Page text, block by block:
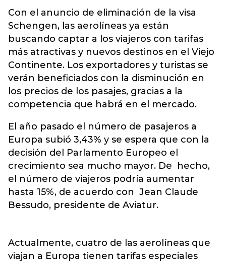
Con el anuncio de eliminación de la visa
Schengen, las aerolíneas ya están
buscando captar a los viajeros con tarifas
más atractivas y nuevos destinos en el Viejo
Continente. Los exportadores y turistas se
verán beneficiados con la disminución en
los precios de los pasajes, gracias a la
competencia que habrá en el mercado.
El año pasado el número de pasajeros a
Europa subió 3,43% y se espera que con la
decisión del Parlamento Europeo el
crecimiento sea mucho mayor. De hecho,
el número de viajeros podría aumentar
hasta 15%, de acuerdo con Jean Claude
Bessudo, presidente de Aviatur.
Actualmente, cuatro de las aerolíneas que
viajan a Europa tienen tarifas especiales